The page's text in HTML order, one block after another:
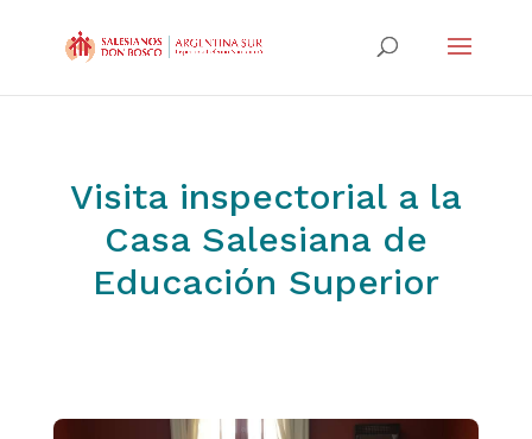
Visita inspectorial a la
Casa Salesiana de
Educación Superior